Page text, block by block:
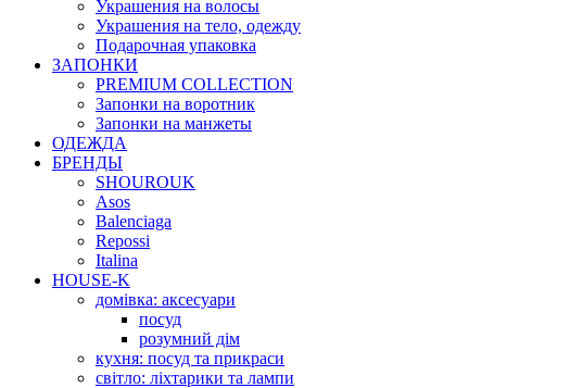
Украшения на волосы
Украшения на тело, одежду
Подарочная упаковка
ЗАПОНКИ
PREMIUM COLLECTION
Запонки на воротник
Запонки на манжеты
ОДЕЖДА
БРЕНДЫ
SHOUROUK
Asos
Balenciaga
Repossi
Italina
HOUSE-K
домівка: аксесуари
посуд
розумний дім
кухня: посуд та прикраси
світло: ліхтарики та лампи